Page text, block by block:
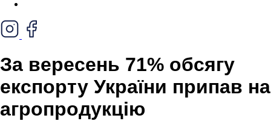
За вересень 71% обсягу
експорту України припав на
агропродукцію